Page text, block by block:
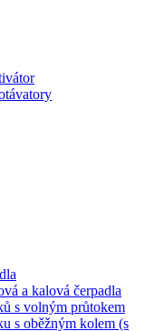
a kalová čerpadla
s volným průtokem
s oběžným kolem (s